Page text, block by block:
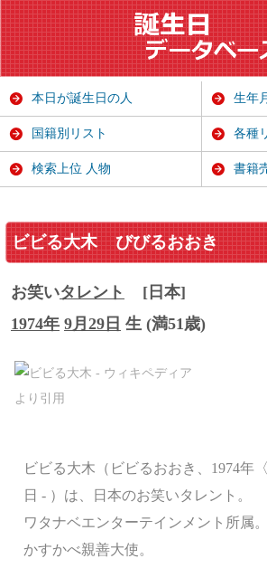
ビビる大木 びびるおおき
お笑いタレント
[日本]
1974年 9月29日 生 (満51歳)
ビビる大木（ビビるおおき、1974年
日 - ）は、日本のお笑いタレント。
ワタナベエンターテインメント所属。
かすかべ親善大使。
本日が誕生日の人 生年
国籍別リスト 各種
検索上位 人物 書籍